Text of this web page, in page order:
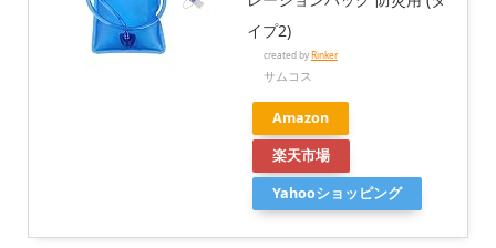
イプ2)
created byRinker
サムコス
Amazon
楽天市場
Yahooショッピング